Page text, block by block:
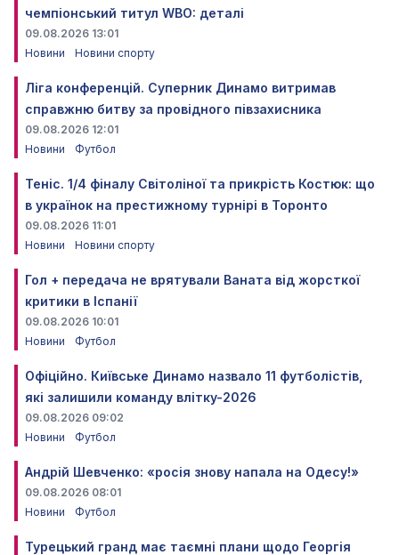
чемпіонський титул WBO: деталі
09.08.2026 13:01
Новини
Новини спорту
Ліга конференцій. Суперник Динамо витримав
справжню битву за провідного півзахисника
09.08.2026 12:01
Новини
Футбол
Теніс. 1/4 фіналу Світоліної та прикрість Костюк: що
в українок на престижному турнірі в Торонто
09.08.2026 11:01
Новини
Новини спорту
Гол + передача не врятували Ваната від жорсткої
критики в Іспанії
09.08.2026 10:01
Новини
Футбол
Офіційно. Київське Динамо назвало 11 футболістів,
які залишили команду влітку-2026
09.08.2026 09:02
Новини
Футбол
Андрій Шевченко: «росія знову напала на Одесу!»
09.08.2026 08:01
Новини
Футбол
Турецький гранд має таємні плани щодо Георгія